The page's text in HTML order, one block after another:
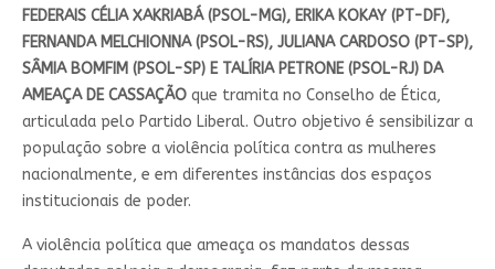
FEDERAIS CÉLIA XAKRIABÁ (PSOL-MG), ERIKA KOKAY (PT-DF),
FERNANDA MELCHIONNA (PSOL-RS), JULIANA CARDOSO (PT-SP),
SÂMIA BOMFIM (PSOL-SP) E TALÍRIA PETRONE (PSOL-RJ) DA
AMEAÇA DE CASSAÇÃOque tramita no Conselho de Ética,
articulada pelo Partido Liberal. Outro objetivo é sensibilizar a
população sobre a violência política contra as mulheres
nacionalmente, e em diferentes instâncias dos espaços
institucionais de poder.
A violência política que ameaça os mandatos dessas